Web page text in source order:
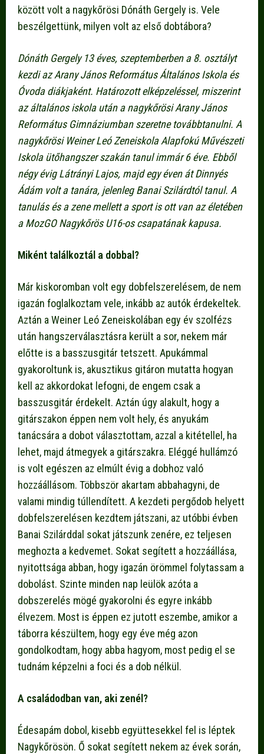
között volt a nagykőrösi Dónáth Gergely is. Vele
beszélgettünk, milyen volt az első dobtábora?
Dónáth Gergely 13 éves, szeptemberben a 8. osztályt
kezdi az Arany János Református Általános Iskola és
Óvoda diákjaként. Határozott elképzeléssel, miszerint
az általános iskola után a nagykőrösi Arany János
Református Gimnáziumban szeretne továbbtanulni. A
nagykőrösi Weiner Leó Zeneiskola Alapfokú Művészeti
Iskola ütőhangszer szakán tanul immár 6 éve. Ebből
négy évig Látrányi Lajos, majd egy éven át Dinnyés
Ádám volt a tanára, jelenleg Banai Szilárdtól tanul. A
tanulás és a zene mellett a sport is ott van az életében
a MozGO Nagykőrös U16-os csapatának kapusa.
Miként találkoztál a dobbal?
Már kiskoromban volt egy dobfelszerelésem, de nem
igazán foglalkoztam vele, inkább az autók érdekeltek.
Aztán a Weiner Leó Zeneiskolában egy év szolfézs
után hangszerválasztásra került a sor, nekem már
előtte is a basszusgitár tetszett. Apukámmal
gyakoroltunk is, akusztikus gitáron mutatta hogyan
kell az akkordokat lefogni, de engem csak a
basszusgitár érdekelt. Aztán úgy alakult, hogy a
gitárszakon éppen nem volt hely, és anyukám
tanácsára a dobot választottam, azzal a kitétellel, ha
lehet, majd átmegyek a gitárszakra. Eléggé hullámzó
is volt egészen az elmúlt évig a dobhoz való
hozzáállásom. Többször akartam abbahagyni, de
valami mindig túllendített. A kezdeti pergődob helyett
dobfelszerelésen kezdtem játszani, az utóbbi évben
Banai Szilárddal sokat játszunk zenére, ez teljesen
meghozta a kedvemet. Sokat segített a hozzáállása,
nyitottsága abban, hogy igazán örömmel folytassam a
dobolást. Szinte minden nap leülök azóta a
dobszerelés mögé gyakorolni és egyre inkább
élvezem. Most is éppen ez jutott eszembe, amikor a
táborra készültem, hogy egy éve még azon
gondolkodtam, hogy abba hagyom, most pedig el se
tudnám képzelni a foci és a dob nélkül.
A családodban van, aki zenél?
Édesapám dobol, kisebb együttesekkel fel is léptek
Nagykőrösön. Ő sokat segített nekem az évek során,